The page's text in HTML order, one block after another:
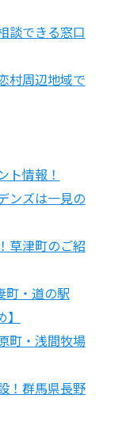
談できる窓口
村周辺地域で
ト情報！
ンズは一見の
草津町のご紹
町・道の駅
町・浅間牧場
！群馬県長野